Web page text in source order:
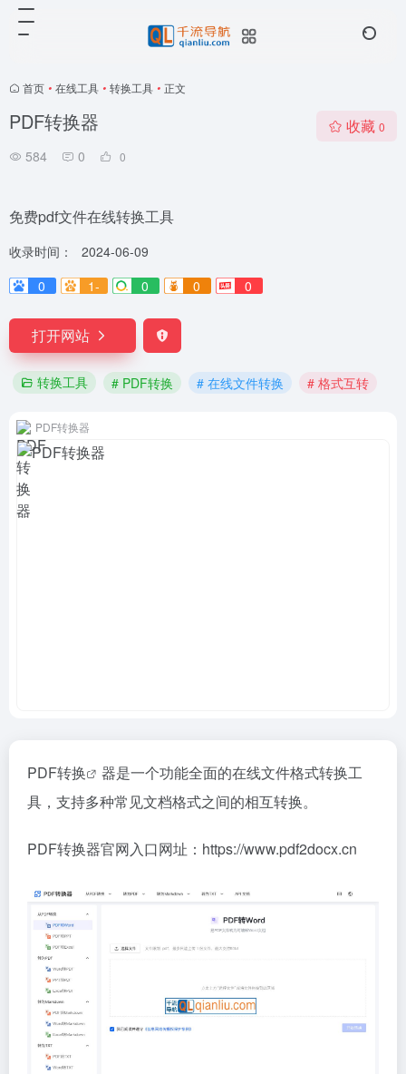
首页 • 在线工具 • 转换工具 • 正文
PDF转换器
584 0 0
收藏 0
免费pdf文件在线转换工具
收录时间：
2024-06-09
0
1- 0 0 0
打开网站
转换工具 # PDF转换 # 在线文件转换 # 格式互转
PDF转换器
PDF转换
器是一个功能全面的在线文件格式转换工
具，支持多种常见文档格式之间的相互转换。
PDF转换器官网入口网址：https://www.pdf2docx.cn